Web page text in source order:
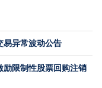
易异常波动公告
励限制性股票回购注销